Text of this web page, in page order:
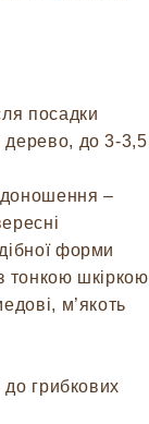
посадки
до 3-3,5
–
форми
тонкою шкіркою
м’якоть
до грибкових